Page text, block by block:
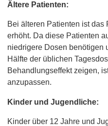
Ältere Patienten:
Bei älteren Patienten ist
erhöht. Da diese Patienten
niedrigere Dosen benötigen
Hälfte der üblichen
Behandlungseffekt zeigen,
anzupassen.
Kinder und Jugendliche:
Kinder über 12 Jahre und